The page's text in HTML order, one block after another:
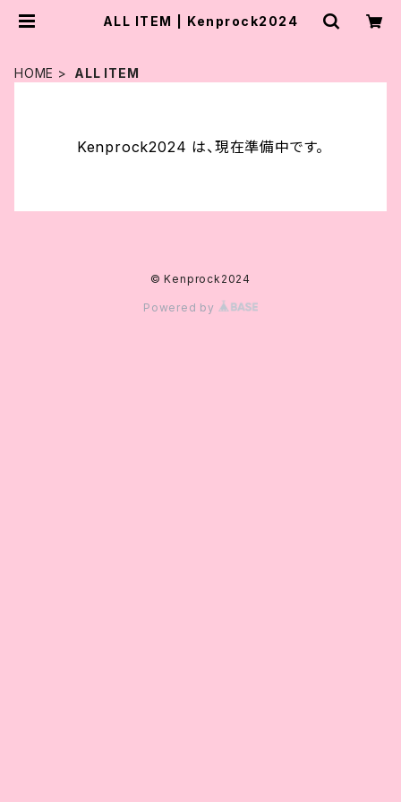
ALL ITEM | Kenprock2024
HOME ALL ITEM
Kenprock2024 は、現在準備中です。
© Kenprock2024
Powered by